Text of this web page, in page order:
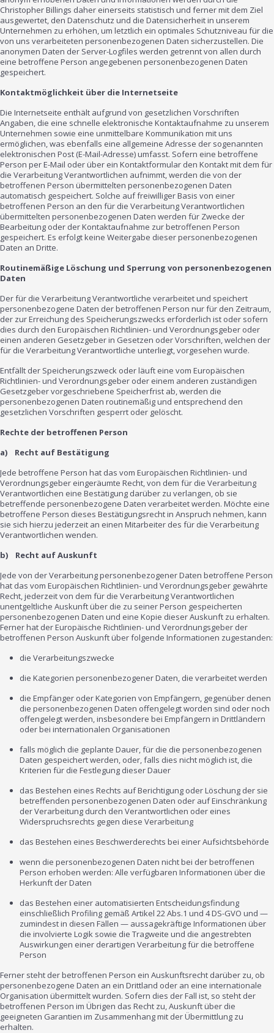
Christopher Billings daher einerseits statistisch und ferner mit dem Ziel
ausgewertet, den Datenschutz und die Datensicherheit in unserem
Unternehmen zu erhöhen, um letztlich ein optimales Schutzniveau für die
von uns verarbeiteten personenbezogenen Daten sicherzustellen. Die
anonymen Daten der Server-Logfiles werden getrennt von allen durch
eine betroffene Person angegebenen personenbezogenen Daten
gespeichert.
Kontaktmöglichkeit über die Internetseite
Die Internetseite enthält aufgrund von gesetzlichen Vorschriften
Angaben, die eine schnelle elektronische Kontaktaufnahme zu unserem
Unternehmen sowie eine unmittelbare Kommunikation mit uns
ermöglichen, was ebenfalls eine allgemeine Adresse der sogenannten
elektronischen Post (E-Mail-Adresse) umfasst. Sofern eine betroffene
Person per E-Mail oder über ein Kontaktformular den Kontakt mit dem für
die Verarbeitung Verantwortlichen aufnimmt, werden die von der
betroffenen Person übermittelten personenbezogenen Daten
automatisch gespeichert. Solche auf freiwilliger Basis von einer
betroffenen Person an den für die Verarbeitung Verantwortlichen
übermittelten personenbezogenen Daten werden für Zwecke der
Bearbeitung oder der Kontaktaufnahme zur betroffenen Person
gespeichert. Es erfolgt keine Weitergabe dieser personenbezogenen
Daten an Dritte.
Routinemäßige Löschung und Sperrung von personenbezogenen
Daten
Der für die Verarbeitung Verantwortliche verarbeitet und speichert
personenbezogene Daten der betroffenen Person nur für den Zeitraum,
der zur Erreichung des Speicherungszwecks erforderlich ist oder sofern
dies durch den Europäischen Richtlinien- und Verordnungsgeber oder
einen anderen Gesetzgeber in Gesetzen oder Vorschriften, welchen der
für die Verarbeitung Verantwortliche unterliegt, vorgesehen wurde.
Entfällt der Speicherungszweck oder läuft eine vom Europäischen
Richtlinien- und Verordnungsgeber oder einem anderen zuständigen
Gesetzgeber vorgeschriebene Speicherfrist ab, werden die
personenbezogenen Daten routinemäßig und entsprechend den
gesetzlichen Vorschriften gesperrt oder gelöscht.
Rechte der betroffenen Person
a) Recht auf Bestätigung
Jede betroffene Person hat das vom Europäischen Richtlinien- und
Verordnungsgeber eingeräumte Recht, von dem für die Verarbeitung
Verantwortlichen eine Bestätigung darüber zu verlangen, ob sie
betreffende personenbezogene Daten verarbeitet werden. Möchte eine
betroffene Person dieses Bestätigungsrecht in Anspruch nehmen, kann
sie sich hierzu jederzeit an einen Mitarbeiter des für die Verarbeitung
Verantwortlichen wenden.
b) Recht auf Auskunft
Jede von der Verarbeitung personenbezogener Daten betroffene Person
hat das vom Europäischen Richtlinien- und Verordnungsgeber gewährte
Recht, jederzeit von dem für die Verarbeitung Verantwortlichen
unentgeltliche Auskunft über die zu seiner Person gespeicherten
personenbezogenen Daten und eine Kopie dieser Auskunft zu erhalten.
Ferner hat der Europäische Richtlinien- und Verordnungsgeber der
betroffenen Person Auskunft über folgende Informationen zugestanden:
die Verarbeitungszwecke
die Kategorien personenbezogener Daten, die verarbeitet werden
die Empfänger oder Kategorien von Empfängern, gegenüber denen
die personenbezogenen Daten offengelegt worden sind oder noch
offengelegt werden, insbesondere bei Empfängern in Drittländern
oder bei internationalen Organisationen
falls möglich die geplante Dauer, für die die personenbezogenen
Daten gespeichert werden, oder, falls dies nicht möglich ist, die
Kriterien für die Festlegung dieser Dauer
das Bestehen eines Rechts auf Berichtigung oder Löschung der sie
betreffenden personenbezogenen Daten oder auf Einschränkung
der Verarbeitung durch den Verantwortlichen oder eines
Widerspruchsrechts gegen diese Verarbeitung
das Bestehen eines Beschwerderechts bei einer Aufsichtsbehörde
wenn die personenbezogenen Daten nicht bei der betroffenen
Person erhoben werden: Alle verfügbaren Informationen über die
Herkunft der Daten
das Bestehen einer automatisierten Entscheidungsfindung
einschließlich Profiling gemäß Artikel 22 Abs.1 und 4 DS-GVO und —
zumindest in diesen Fällen — aussagekräftige Informationen über
die involvierte Logik sowie die Tragweite und die angestrebten
Auswirkungen einer derartigen Verarbeitung für die betroffene
Person
Ferner steht der betroffenen Person ein Auskunftsrecht darüber zu, ob
personenbezogene Daten an ein Drittland oder an eine internationale
Organisation übermittelt wurden. Sofern dies der Fall ist, so steht der
betroffenen Person im Übrigen das Recht zu, Auskunft über die
geeigneten Garantien im Zusammenhang mit der Übermittlung zu
erhalten.